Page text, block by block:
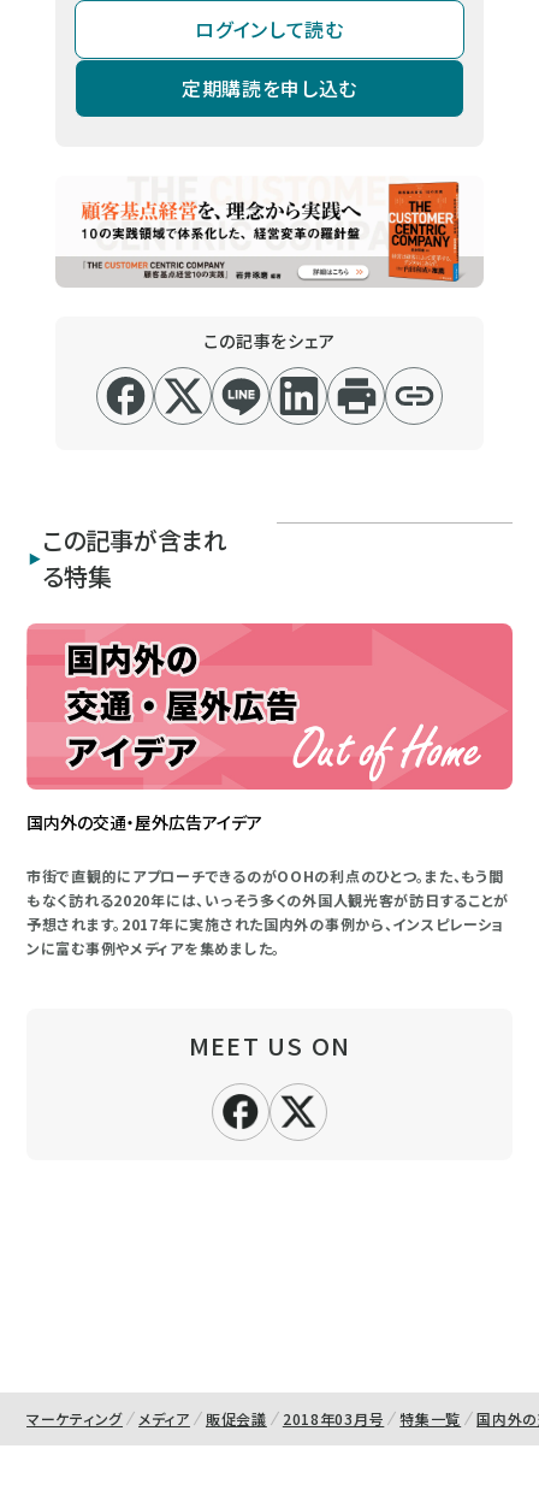
ログインして読む
定期購読を申し込む
この記事をシェア
この記事が含まれ
る特集
国内外の交通・屋外広告アイデア
市街で直観的にアプローチできるのがOOHの利点のひとつ。また、もう間
もなく訪れる2020年には、いっそう多くの外国人観光客が訪日することが
予想されます。2017年に実施された国内外の事例から、インスピレーショ
ンに富む事例やメディアを集めました。
MEET US ON
マーケティング メディア 販促会議 2018年03月号 特集一覧 国内外